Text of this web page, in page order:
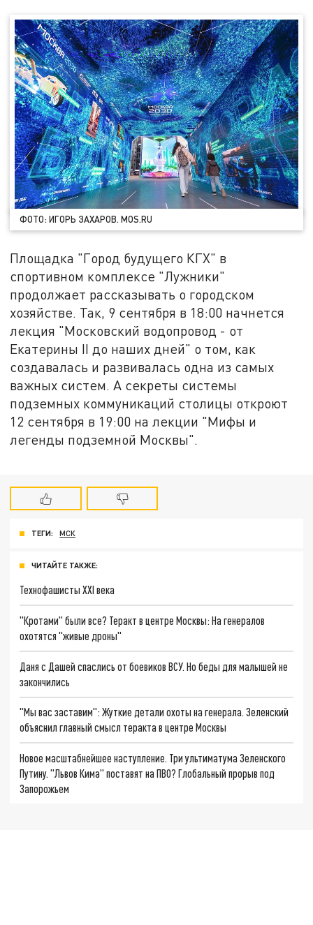
ФОТО: ИГОРЬ ЗАХАРОВ. MOS.RU
Площадка "Город будущего КГХ" в
спортивном комплексе "Лужники"
продолжает рассказывать о городском
хозяйстве. Так, 9 сентября в 18:00 начнется
лекция "Московский водопровод - от
Екатерины II до наших дней" о том, как
создавалась и развивалась одна из самых
важных систем. А секреты системы
подземных коммуникаций столицы откроют
12 сентября в 19:00 на лекции "Мифы и
легенды подземной Москвы".
ТЕГИ: МСК
ЧИТАЙТЕ ТАКЖЕ:
Технофашисты XXI века
"Кротами" были все? Теракт в центре Москвы: На генералов
охотятся "живые дроны"
Даня с Дашей спаслись от боевиков ВСУ. Но беды для малышей не
закончились
"Мы вас заставим": Жуткие детали охоты на генерала. Зеленский
объяснил главный смысл теракта в центре Москвы
Новое масштабнейшее наступление. Три ультиматума Зеленского
Путину. "Львов Кима" поставят на ПВО? Глобальный прорыв под
Запорожьем